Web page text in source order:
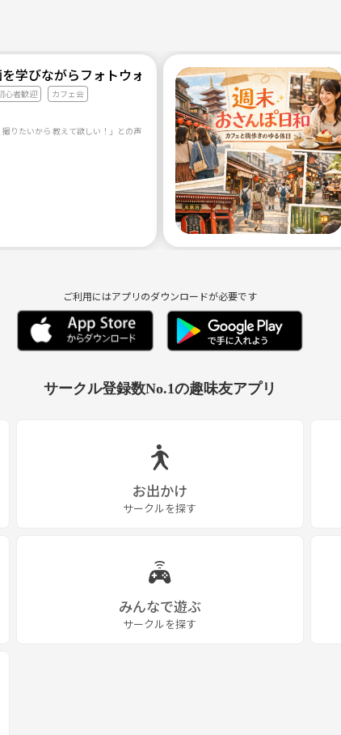
学びながらフォトウォーク📸
心者歓迎 カフェ会
ご利用にはアプリのダウンロードが必要です
サークル登録数No.1の趣味友アプリ
お出かけ
サークルを探す
みんなで遊ぶ
サークルを探す